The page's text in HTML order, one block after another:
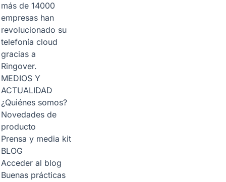
más de 14000
empresas han
revolucionado su
telefonía cloud
gracias a
Ringover.
MEDIOS Y
ACTUALIDAD
¿Quiénes somos?
Novedades de
producto
Prensa y media kit
BLOG
Acceder al blog
Buenas prácticas